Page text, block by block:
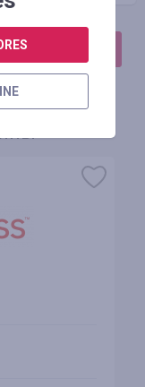
ОТЗЫВ